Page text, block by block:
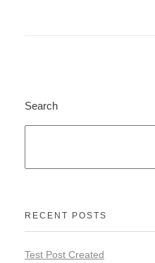
Search
RECENT POSTS
Test Post Created